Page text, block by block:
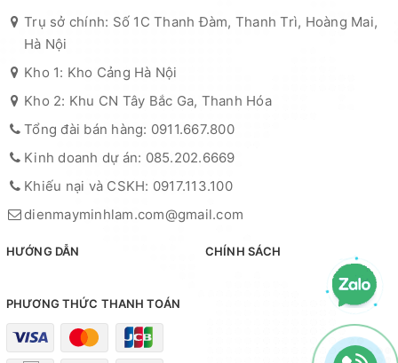
Trụ sở chính: Số 1C Thanh Đàm, Thanh Trì, Hoàng Mai,
Hà Nội
Kho 1: Kho Cảng Hà Nội
Kho 2: Khu CN Tây Bắc Ga, Thanh Hóa
Tổng đài bán hàng: 0911.667.800
Kinh doanh dự án: 085.202.6669
Khiếu nại và CSKH: 0917.113.100
dienmayminhlam.com@gmail.com
HƯỚNG DẪN CHÍNH SÁCH
PHƯƠNG THỨC THANH TOÁN